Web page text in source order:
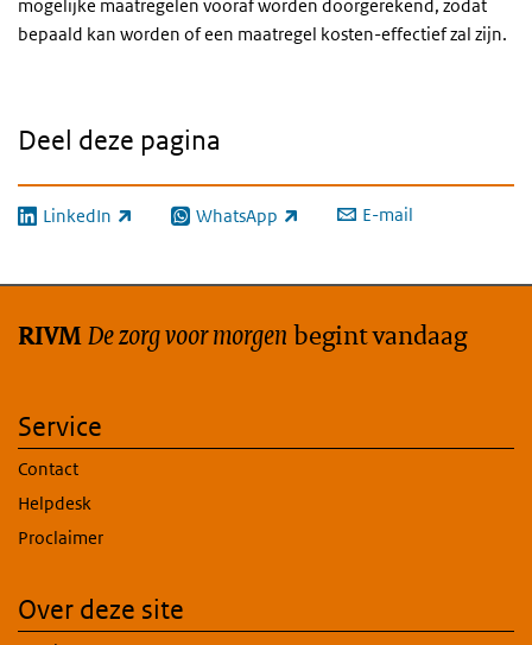
mogelijke maatregelen vooraf worden doorgerekend, zodat
bepaald kan worden of een maatregel kosten-effectief zal zijn.
Deel deze pagina
LinkedIn
(externe link) WhatsApp
(externe link) E-mail
RIVM De zorg voor morgen begint vandaag
Service
Contact
Helpdesk
Proclaimer
Over deze site